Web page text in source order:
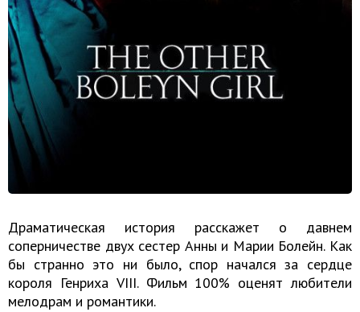
Драматическая история расскажет о давнем
соперничестве двух сестер Анны и Марии Болейн. Как
бы странно это ни было, спор начался за сердце
короля Генриха VIII. Фильм 100% оценят любители
мелодрам и романтики.